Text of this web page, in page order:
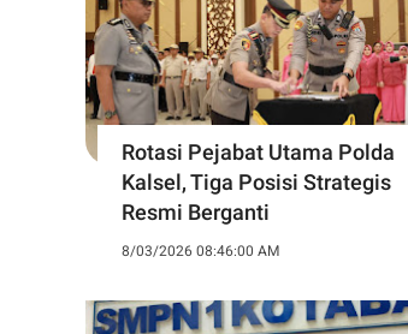
Rotasi Pejabat Utama Polda
Kalsel, Tiga Posisi Strategis
Resmi Berganti
8/03/2026 08:46:00 AM